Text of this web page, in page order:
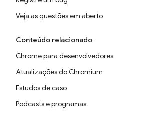
Veja as questões em aberto
Conteúdo relacionado
Chrome para desenvolvedores
Atualizações do Chromium
Estudos de caso
Podcasts e programas